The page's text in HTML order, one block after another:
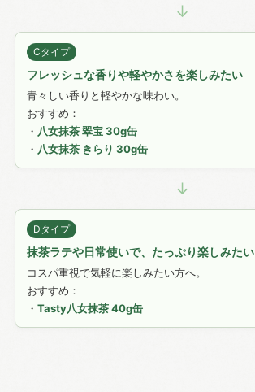
↓
Cタイプ
フレッシュな香りや軽やかさを楽しみたい
青々しい香りと軽やかな味わい。
おすすめ：
・ 八女抹茶 翠宝 30g缶
・ 八女抹茶 きらり 30g缶
↓
Dタイプ
抹茶ラテや日常使いで、たっぷり楽しみたい
コスパ重視で気軽に楽しみたい方へ。
おすすめ：
・ Tasty八女抹茶 40g缶